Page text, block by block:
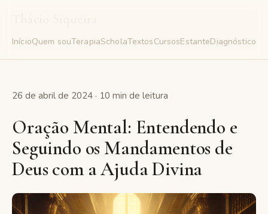
InícioQuem souTerapiaScholaTextosCursosEstanteDiagnóstico
26 de abril de 2024 · 10 min de leitura
Oração Mental: Entendendo e
Seguindo os Mandamentos de
Deus com a Ajuda Divina